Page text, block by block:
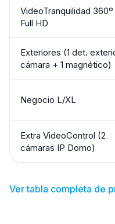
VideoTranquilidad 360º
Full HD
Exteriores (1 det.
cámara + 1 magnético)
Negocio L/XL
Extra VideoControl (2
cámaras IP Domo)
Ver tabla completa de